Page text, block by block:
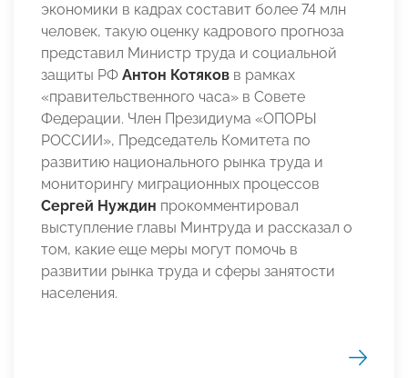
экономики в кадрах составит более 74 млн
человек, такую оценку кадрового прогноза
представил Министр труда и социальной
защиты РФ Антон Котяков в рамках
«правительственного часа» в Совете
Федерации. Член Президиума «ОПОРЫ
РОССИИ», Председатель Комитета по
развитию национального рынка труда и
мониторингу миграционных процессов
Сергей Нуждин прокомментировал
выступление главы Минтруда и рассказал о
том, какие еще меры могут помочь в
развитии рынка труда и сферы занятости
населения.